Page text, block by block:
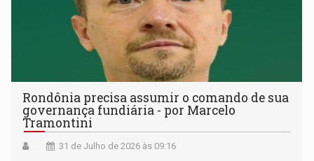
Rondônia precisa assumir o comando de sua
governança fundiária - por Marcelo
Tramontini
31 de Julho de 2026 às 09:16